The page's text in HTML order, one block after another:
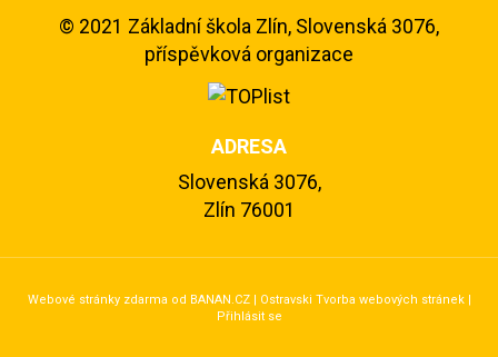
© 2021 Základní škola Zlín, Slovenská 3076,
příspěvková organizace
ADRESA
Slovenská 3076,
Zlín 76001
Webové stránky zdarma od BANAN.CZ| Ostravski Tvorba webových stránek
Přihlásit se